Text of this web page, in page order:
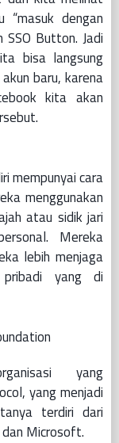
“masuk dengan
SSO Button. Jadi
bisa langsung
baru, karena
kita akan
mempunyai cara
menggunakan
atau sidik jari
Mereka
lebih menjaga
yang di
yang
yang menjadi
terdiri dari
Microsoft.